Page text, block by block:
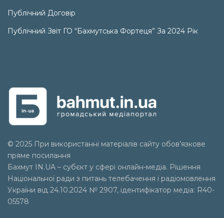
Публічний Договір
Публічний Звіт ГО “Бахмутська Фортеця” За 2024 Рік
© 2025 При використанні матеріалів сайту обов’язкове
пряме посилання
Бахмут IN.UA – субєкт у сфері онлайн-медіа. Рішення
Національної ради з питань телебачення і радіомовлення
України від 24.10.2024 № 2907, ідентифікатор медіа: R40-
05578